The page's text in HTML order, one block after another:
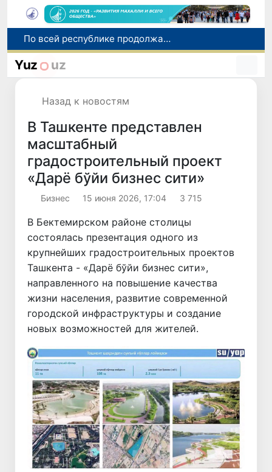
Оказавшийся в сложной ситуации в Германии соотечественник возвращен в Узбекистан
Yuz uz
Назад к новостям
В Ташкенте представлен
масштабный
градостроительный проект
«Дарё бўйи бизнес сити»
Бизнес 15 июня 2026, 17:04 3 715
В Бектемирском районе столицы
состоялась презентация одного из
крупнейших градостроительных проектов
Ташкента - «Дарё бўйи бизнес сити»,
направленного на повышение качества
жизни населения, развитие современной
городской инфраструктуры и создание
новых возможностей для жителей.